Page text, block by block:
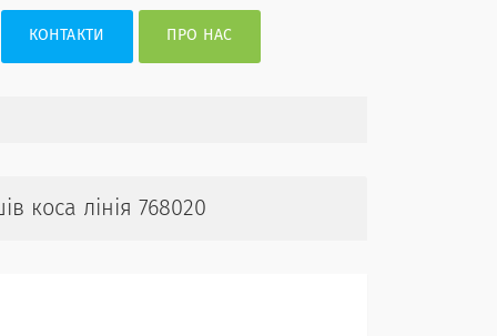
КОНТАКТИ ПРО НАС
коса лінія 768020